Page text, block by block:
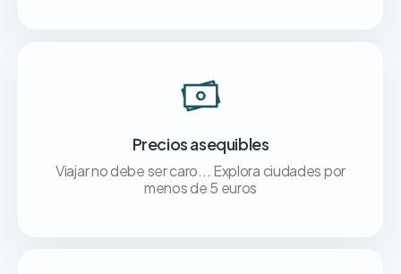
Precios asequibles
Viajar no debe ser caro... Explora ciudades por
menos de 5 euros